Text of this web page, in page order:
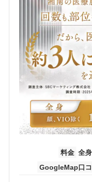
料金 全
GoogleMap口コ